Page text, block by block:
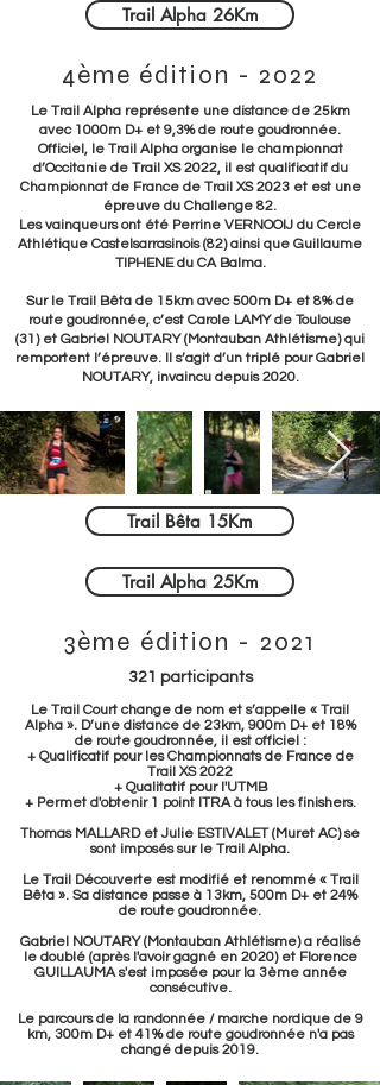
Trail Alpha 26Km
4ème édition - 2022
Le Trail Alpha représente une distance de 25km
avec 1000m D+ et 9,3% de route goudronnée.
Officiel, le Trail Alpha organise le championnat
d’Occitanie de Trail XS 2022, il est qualificatif du
Championnat de France de Trail XS 2023 et est une
épreuve du Challenge 82.
Les vainqueurs ont été Perrine VERNOOIJ du Cercle
Athlétique Castelsarrasinois (82) ainsi que Guillaume
TIPHENE du CA Balma.
Sur le Trail Bêta de 15km avec 500m D+ et 8% de
route goudronnée, c’est Carole LAMY de Toulouse
(31) et Gabriel NOUTARY (Montauban Athlétisme) qui
remportent l’épreuve. Il s’agit d’un triplé pour Gabriel
NOUTARY, invaincu depuis 2020.
Trail Bêta 15Km
Trail Alpha 25Km
3ème édition - 2021
321 participants
Le Trail Court change de nom et s’appelle « Trail
Alpha ». D’une distance de 23km, 900m D+ et 18%
de route goudronnée, il est officiel :
+ Qualificatif pour les Championnats de France de
Trail XS 2022
+ Qualitatif pour l'UTMB
+ Permet d'obtenir 1 point ITRA à tous les finishers.
Thomas MALLARD et Julie ESTIVALET (Muret AC) se
sont imposés sur le Trail Alpha.
Le Trail Découverte est modifié et renommé « Trail
Bêta ». Sa distance passe à 13km, 500m D+ et 24%
de route goudronnée.
Gabriel NOUTARY (Montauban Athlétisme) a réalisé
le doublé (après l'avoir gagné en 2020) et Florence
GUILLAUMA s'est imposée pour la 3ème année
consécutive.
Le parcours de la randonnée / marche nordique de 9
km, 300m D+ et 41% de route goudronnée n'a pas
changé depuis 2019.